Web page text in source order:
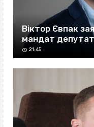
Віктор Євпак
мандат
21:45